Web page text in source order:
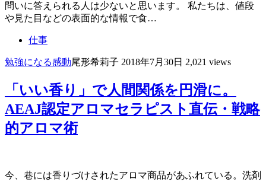
問いに答えられる人は少ないと思います。 私たちは、値段
や見た目などの表面的な情報で食…
仕事
勉強になる感動尾形希莉子 2018年7月30日 2,021 views
「いい香り」で人間関係を円滑に。
AEAJ認定アロマセラピスト直伝・戦略
的アロマ術
今、巷には香りづけされたアロマ商品があふれている。洗剤